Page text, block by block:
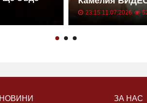
23:15 11.07.2026
НОВИНИ ЗА НАС